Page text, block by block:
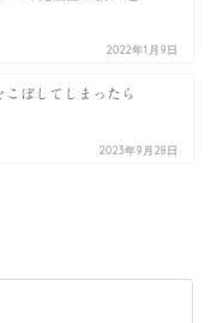
2022年1月9日
ぼしてしまったら
2023年9月28日